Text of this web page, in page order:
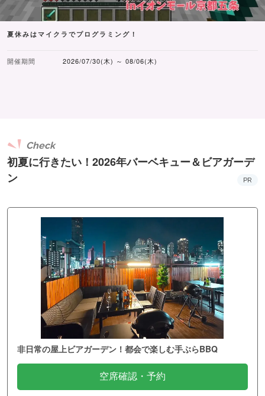
夏休みはマイクラでプログラミング！
開催期間 2026/07/30(木) ～ 08/06(木)
初夏に行きたい！2026年バーベキュー＆ビアガーデ
ン
Check
PR
非日常の屋上ビアガーデン！都会で楽しむ手ぶらBBQ
空席確認・予約